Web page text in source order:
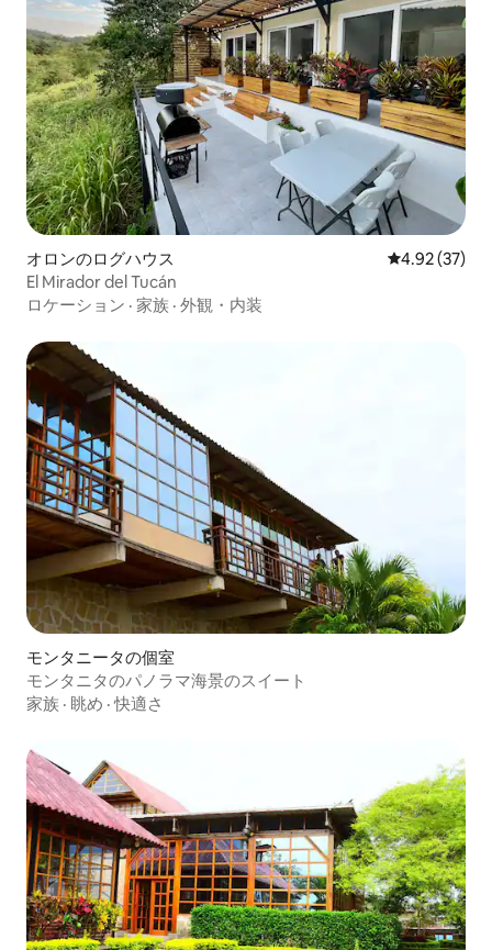
オロンのログハウス レビュー37
4.92 (37)
El Mirador del Tucán
ロケーション · 家族 · 外観・内装
モンタニータの個室
モンタニタのパノラマ海景のスイート
家族 · 眺め ·快適さ